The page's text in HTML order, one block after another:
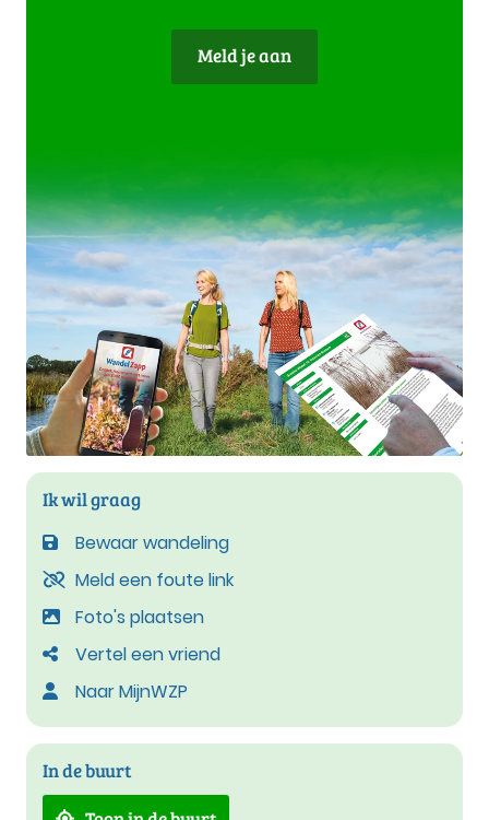
Meld je aan
Ik wil graag
Bewaar wandeling
Meld een foute link
Foto's plaatsen
Vertel een vriend
Naar MijnWZP
In de buurt